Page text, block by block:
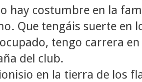
hay costumbre en la
Que tengáis suerte en
tengo carrera
del club.
en la tierra de los